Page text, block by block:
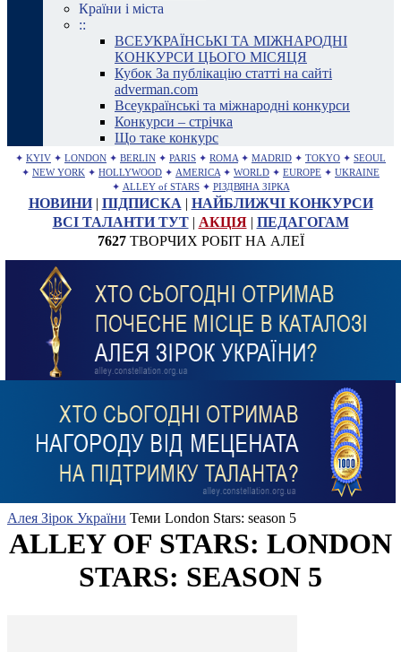
Країни і міста
::
ВСЕУКРАЇНСЬКІ ТА МІЖНАРОДНІ
КОНКУРСИ ЦЬОГО МІСЯЦЯ
Кубок За публікацію статті на сайті
adverman.com
Всеукраїнські та міжнародні конкурси
Конкурси – стрічка
Що таке конкурс
✦ KYIV ✦ LONDON ✦ BERLIN ✦ PARIS ✦ ROMA ✦ MADRID ✦ TOKYO ✦ SEOUL
✦ NEW YORK ✦ HOLLYWOOD ✦ AMERICA ✦ WORLD ✦ EUROPE ✦ UKRAINE
✦ ALLEY of STARS ✦ РІЗДВЯНА ЗІРКА
НОВИНИ| ПІДПИСКА | НАЙБЛИЖЧІ КОНКУРСИ
ВСІ ТАЛАНТИ ТУТ| АКЦІЯ| ПЕДАГОГАМ
7627ТВОРЧИХ РОБІТ НА АЛЕЇ
Алея Зірок України Теми London Stars: season 5
ALLEY OF STARS: LONDON
STARS: SEASON 5